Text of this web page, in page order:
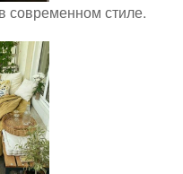
современном стиле.